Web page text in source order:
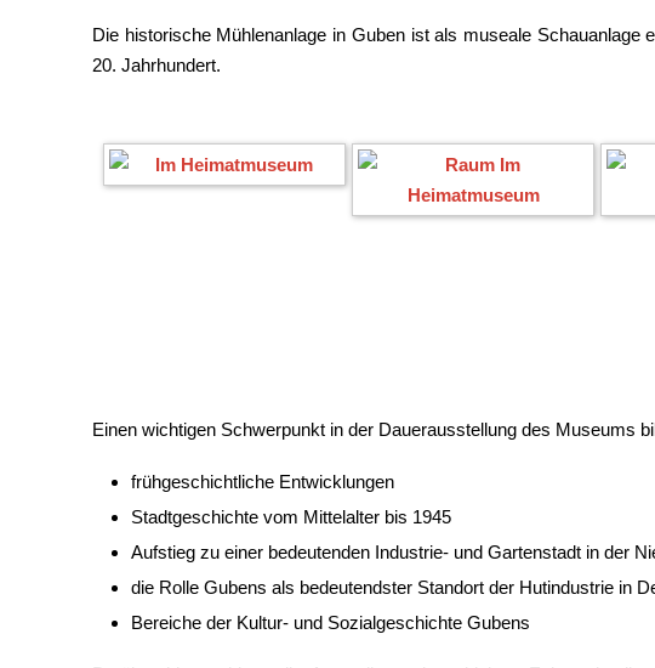
Die historische Mühlenanlage in Guben ist als museale
20. Jahrhundert.
Einen wichtigen Schwerpunkt in der Dauerausstellung des Museums
frühgeschichtliche Entwicklungen
Stadtgeschichte vom Mittelalter bis 1945
Aufstieg zu einer bedeutenden Industrie- und Gartenstadt in der
die Rolle Gubens als bedeutendster Standort der Hutindustrie in
Bereiche der Kultur- und Sozialgeschichte Gubens